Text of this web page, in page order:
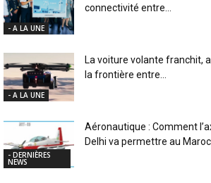
- A LA UNE
connectivité entre...
- A LA UNE
La voiture volante franchit,
la frontière entre...
- DERNIÈRES
NEWS
Aéronautique : Comment
Delhi va permettre au Maroc